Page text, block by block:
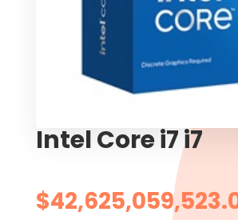
Intel Core i7 i7
$